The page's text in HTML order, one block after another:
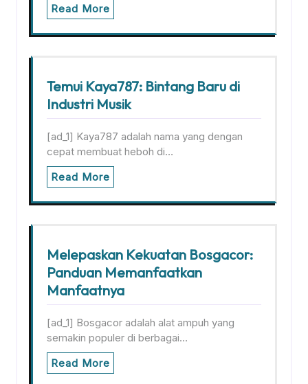
Read More
Temui Kaya787: Bintang Baru di
Industri Musik
[ad_1] Kaya787 adalah nama yang dengan
cepat membuat heboh di…
Read More
Melepaskan Kekuatan Bosgacor:
Panduan Memanfaatkan
Manfaatnya
[ad_1] Bosgacor adalah alat ampuh yang
semakin populer di berbagai…
Read More